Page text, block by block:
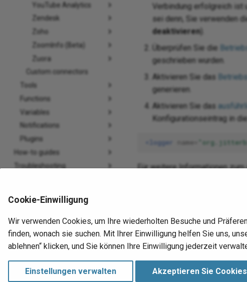
YouTube Analytics
Zendesk
Zoho
ZoomInfo (Beta)
Zuora
Custom connectors
Tools
Functions
Variables
Notifications
Plugins
How-to guides
Troubleshooting
Cloud Datastore
Message Queue
Wevo iPaaS
Verbindung erfolgreich ist
sei denn, Sie verwenden
deaktivieren).
Überprüfen Sie die
geschrieben wurden.
Aktivieren Sie das
generieren.
Aktivieren Sie das
Konfigurationseintrag in die
<logger name=
Für weitere Informationen
Für zusätzliche
Vorherige
Cookie-Einwilligung
Wir verwenden Cookies, um Ihre wiederholten Besuche und
finden, wonach sie suchen. Mit Ihrer Einwilligung helfen Sie uns,
ablehnen“ klicken, und Sie können Ihre Einwilligung jederzeit
Einstellungen verwalten Akzeptieren Sie Cookies